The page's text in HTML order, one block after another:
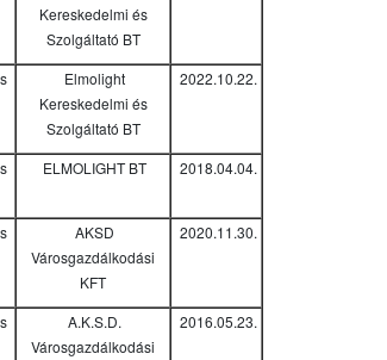
Kereskedelmi és
Szolgáltató BT
Elmolight
Kereskedelmi és
Szolgáltató BT
2022.10.22.
ELMOLIGHT BT 2018.04.04.
AKSD
Városgazdálkodási
KFT
2020.11.30.
A.K.S.D.
Városgazdálkodási
2016.05.23.